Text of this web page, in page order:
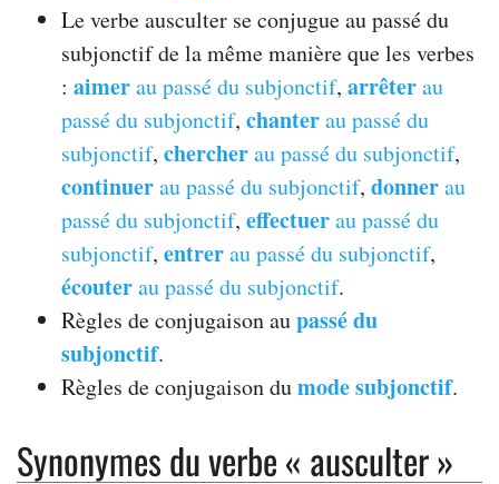
Le verbe ausculter se conjugue au passé du
subjonctif de la même manière que les verbes
: aimerau passé du subjonctif, arrêterau
passé du subjonctif, chanterau passé du
subjonctif, chercherau passé du subjonctif,
continuerau passé du subjonctif, donnerau
passé du subjonctif, effectuerau passé du
subjonctif, entrerau passé du subjonctif,
écouterau passé du subjonctif.
Règles de conjugaison aupassé du
subjonctif.
Règles de conjugaison dumode subjonctif.
Synonymes du verbe « ausculter »